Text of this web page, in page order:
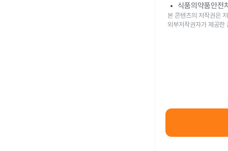
식품의약품안전
본 콘텐츠의 저작권은
외부저작권자가 제공한